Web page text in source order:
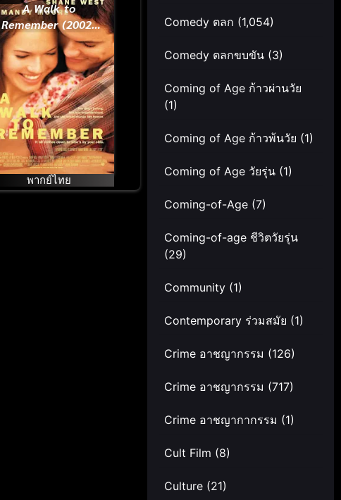
A Walk to
Remember (2002)
ก้าวสู่ฝัน วันหัวใจพบ
รัก
พากย์ไทย
Comedy ตลก (1,054)
Comedy ตลกขบขัน (3)
Coming of Age ก้าวผ่านวัย
(1)
Coming of Age ก้าวพ้นวัย (1)
Coming of Age วัยรุ่น (1)
Coming-of-Age (7)
Coming-of-age ชีวิตวัยรุ่น
(29)
Community (1)
Contemporary ร่วมสมัย (1)
Crime อาชญากรรม (126)
Crime อาชญากรรม (717)
Crime อาชญากากรรม (1)
Cult Film (8)
Culture (21)